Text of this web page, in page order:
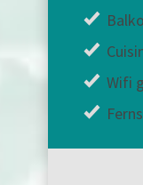
Wifi